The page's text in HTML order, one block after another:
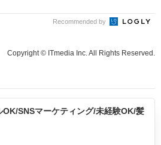
Recommended by
Copyright © ITmedia Inc. All Rights Reserved.
SNSマーケティング/未経験OK/髪